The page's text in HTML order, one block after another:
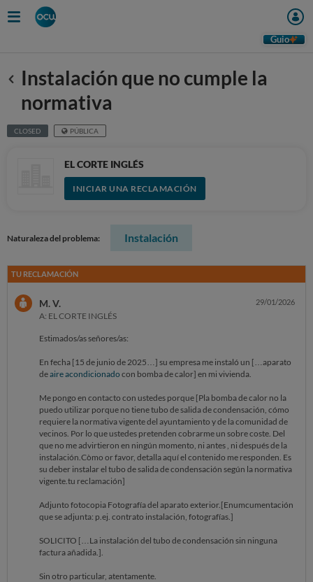
Guio
Anterior
Instalación que no cumple la
normativa
CLOSED PÚBLICA
EL CORTE INGLÉS
INICIAR UNA RECLAMACIÓN
Naturaleza del problema: Instalación
TU RECLAMACIÓN
M. V.
A: EL CORTE INGLÉS
29/01/2026
Estimados/as señores/as:
En fecha [15 de junio de 2025…] su empresa me instaló un […aparato
deaire acondicionado con bomba de calor] en mi vivienda.
Me pongo en contacto con ustedes porque [Pla bomba de calor no la
puedo utilizar porque no tiene tubo de salida de condensación, cómo
requiere la normativa vigente del ayuntamiento y de la comunidad de
vecinos. Por lo que ustedes pretenden cobrarme un sobre coste. Del
que no me advirtieron en ningún momento, ni antes , ni después de la
instalación.Còmo or favor, detalla aquí el contenido me responden. Es
su deber instalar el tubo de salida de condensación según la normativa
vigente.tu reclamación]
Adjunto fotocopia Fotografía del aparato exterior.[Enumcumentación
que se adjunta: p.ej. contrato instalación, fotografías.]
SOLICITO […La instalación del tubo de condensación sin ninguna
factura añadida.].
Sin otro particular, atentamente.